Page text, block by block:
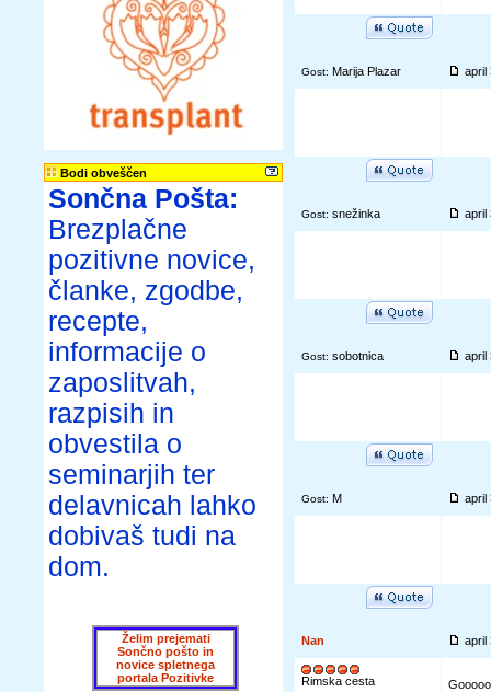
Bodi obveščen
Sončna Pošta:
Brezplačne
pozitivne novice,
članke, zgodbe,
recepte,
informacije o
zaposlitvah,
razpisih in
obvestila o
seminarjih ter
delavnicah lahko
dobivaš tudi na
dom.
Želim prejemati
Sončno pošto in
novice spletnega
portala Pozitivke
Gost: Marija Plazar
Gost: snežinka
Gost: sobotnica
Gost: M
Nan
Rimska cesta